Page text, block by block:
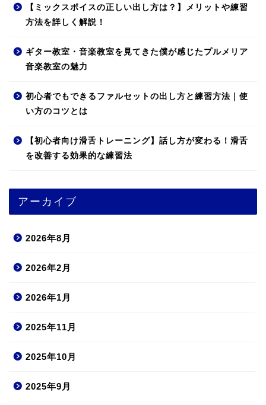
【ミックスボイスの正しい出し方は？】メリットや練習
方法を詳しく解説！
ギター教室・音楽教室を見てきた僕が感じたプルメリア
音楽教室の魅力
初心者でもできるファルセットの出し方と練習方法｜使
い方のコツとは
【初心者向け滑舌トレーニング】話し方が変わる！滑舌
を改善する効果的な練習法
アーカイブ
2026年8月
2026年2月
2026年1月
2025年11月
2025年10月
2025年9月